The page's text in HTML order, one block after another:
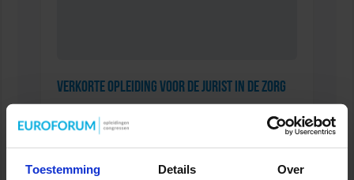
Toestemming Details Over
Verkorte opleiding voor de Jurist in de Zorg